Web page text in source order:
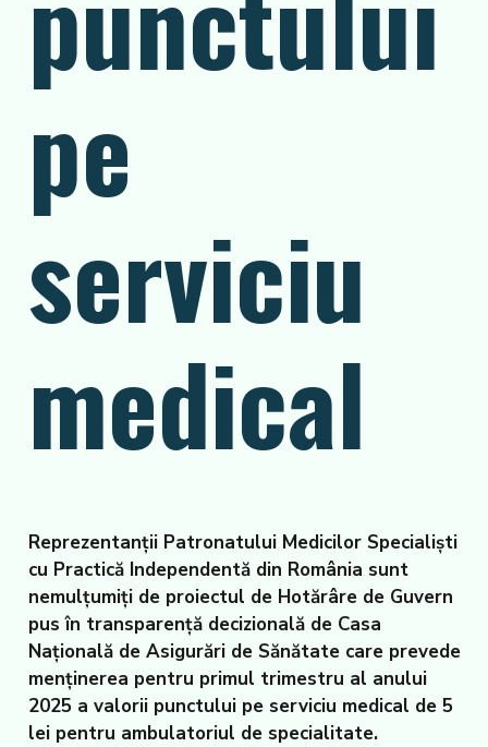
pe
serviciu
medical
Reprezentanţii Patronatului Medicilor Specialişti
cu Practică Independentă din România sunt
nemulţumiţi de proiectul de Hotărâre de Guvern
pus în transparenţă decizională de Casa
Naţională de Asigurări de Sănătate care prevede
menţinerea pentru primul trimestru al anului
2025 a valorii punctului pe serviciu medical de 5
lei pentru ambulatoriul de specialitate.